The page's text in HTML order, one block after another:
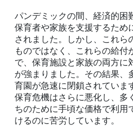
パンデミックの間、経済的困
保育者や家族を支援するため
されました。しかし、これら
ものではなく、これらの給付
で、保育施設と家族の両方に
が強まりました。その結果、
育園が急速に閉鎖されていま
保育危機はさらに悪化し、多
ちのために手頃な価格で利用
けるのに苦労しています。